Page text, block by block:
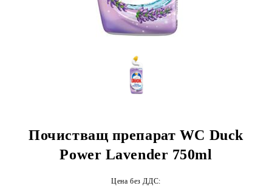
Почистващ препарат WC Duck
Power Lavender 750ml
Цена без ДДС: